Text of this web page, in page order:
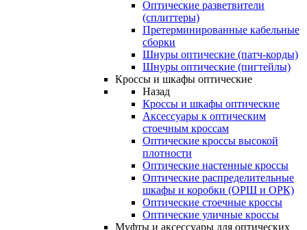
Оптические разветвители
(сплиттеры)
Претерминированные кабельные
сборки
Шнуры оптические (патч-корды)
Шнуры оптические (пигтейлы)
Кроссы и шкафы оптические
Назад
Кроссы и шкафы оптические
Аксессуары к оптическим
стоечным кроссам
Оптические кроссы высокой
плотности
Оптические настенные кроссы
Оптические распределительные
шкафы и коробки (ОРШ и ОРК)
Оптические стоечные кроссы
Оптические уличные кроссы
Муфты и аксессуары для оптических